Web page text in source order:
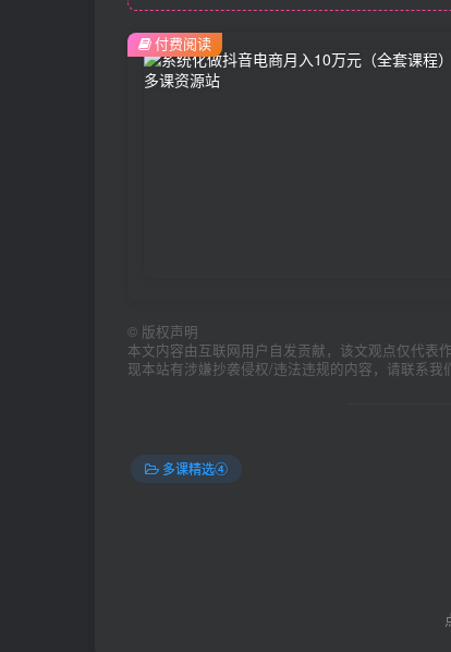
付费阅读
© 版权声明
本文内容由互联网用户自发贡献，该文观点仅代表
现本站有涉嫌抄袭侵权/违法违规的内容，请联系我
多课精选④